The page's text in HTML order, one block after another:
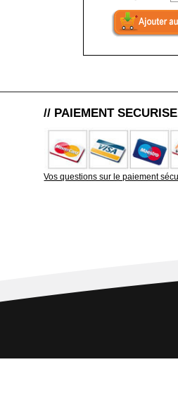
// PAIEMENT SECURISE
Vos questions sur le paiement